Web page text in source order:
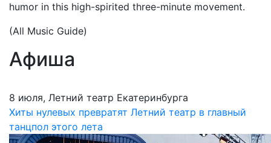
humor in this high-spirited three-minute movement.
(All Music Guide)
Афиша
8 июля, Летний театр Екатеринбурга
Хиты нулевых превратят Летний театр в главный
танцпол этого лета